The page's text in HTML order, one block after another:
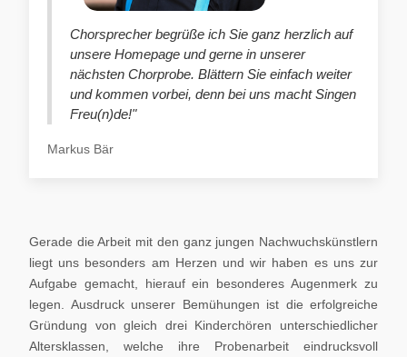
Chorsprecher begrüße ich Sie ganz herzlich auf
unsere Homepage und gerne in unserer
nächsten Chorprobe. Blättern Sie einfach weiter
und kommen vorbei, denn bei uns macht Singen
Freu(n)de!"
Markus Bär
Gerade die Arbeit mit den ganz jungen Nachwuchskünstlern
liegt uns besonders am Herzen und wir haben es uns zur
Aufgabe gemacht, hierauf ein besonderes Augenmerk zu
legen. Ausdruck unserer Bemühungen ist die erfolgreiche
Gründung von gleich drei Kinderchören unterschiedlicher
Altersklassen, welche ihre Probenarbeit eindrucksvoll